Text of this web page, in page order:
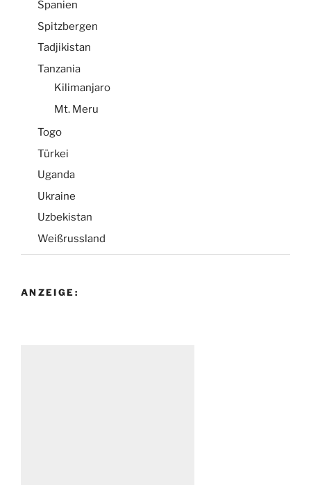
Spanien
Spitzbergen
Tadjikistan
Tanzania
Kilimanjaro
Mt. Meru
Togo
Türkei
Uganda
Ukraine
Uzbekistan
Weißrussland
ANZEIGE: